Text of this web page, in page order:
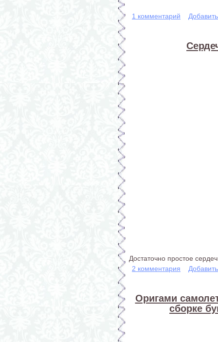
1 комментарий
Достаточно простое
2 комментария
Оригами
сборке